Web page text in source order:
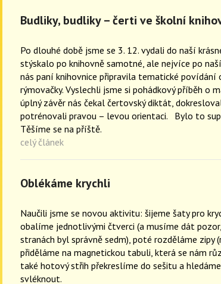
Budliky, budliky – čerti ve školní
Po dlouhé době jsme se 3. 12. vydali do naší
stýskalo po knihovně samotné, ale nejvíce po
nás paní knihovnice připravila tematické povídání
rýmovačky. Vyslechli jsme si pohádkový příběh o
úplný závěr nás čekal čertovský diktát,
potrénovali pravou – levou orientaci. Bylo to
Těšíme se na příště.
celý článek
Oblékáme krychli
Naučili jsme se novou aktivitu: šijeme šaty pro
obalíme jednotlivými čtverci (a musíme dát
stranách byl správně sedm), poté rozděláme
přiděláme na magnetickou tabuli, která se nám
také hotový střih překreslíme do sešitu a
svléknout.